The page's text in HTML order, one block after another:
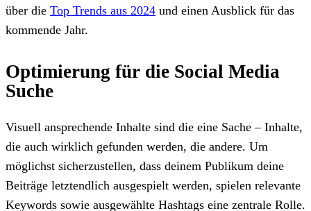
über die Top Trends aus 2024 und einen Ausblick für das
kommende Jahr.
Optimierung für die Social Media
Suche
Visuell ansprechende Inhalte sind die eine Sache – Inhalte,
die auch wirklich gefunden werden, die andere. Um
möglichst sicherzustellen, dass deinem Publikum deine
Beiträge letztendlich ausgespielt werden, spielen relevante
Keywords sowie ausgewählte Hashtags eine zentrale Rolle.